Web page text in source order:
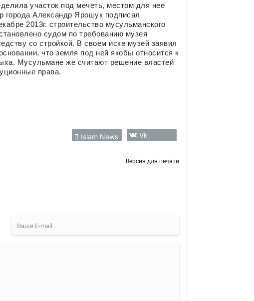
участок под мечеть, местом для нее
Александр Ярошук подписал
2013г. строительство мусульманского
судом по требованию музея
со стройкой. В своем иске музей заявил
что земля под ней якобы относится к
Мусульмане же считают решение властей
права.
Islam News Vk
Версия для печати